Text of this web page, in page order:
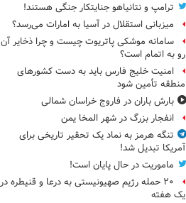
ترامپ و نتانیاهو جنایتکار جنگی هستند!
میزبانی استقلال در آسیا به امارات می‌رسد؟
سامانه موشکی پاتریوت چیست و چرا ذخایر آن
رو به اتمام است؟
امنیت خلیج فارس باید به دست کشورهای
منطقه تأمین شود
بارش باران در فاروج خراسان شمالی
انفجار بزرگ در شهر المخا یمن
تنگه هرمز به نماد یک تحقیر تاریخی برای
آمریکا تبدیل شد!
ماموریت در حال پایان است!
۲۰ حمله رژیم صهیونیستی به درعا و قنیطره در
یک هفته